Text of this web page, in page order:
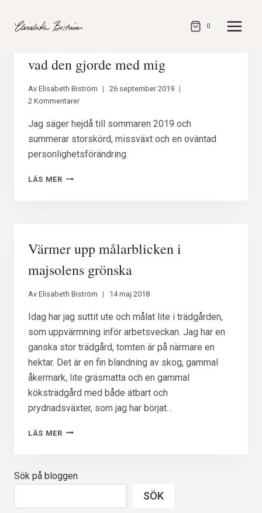
direkt
0
vad den gjorde med mig
Av Elisabeth Biström
26 september 2019
2 Kommentarer
Jag säger hejdå till sommaren 2019 och
summerar storskörd, missväxt och en oväntad
personlighetsförändring.
LÄS MERTRÄDGÅRDSSOMMAREN
GJORDE
MIG
Värmer upp målarblicken i
majsolens grönska
Av Elisabeth Biström 14 maj 2018
Idag har jag suttit ute och målat lite i trädgården,
som uppvärmning inför arbetsveckan. Jag har en
ganska stor trädgård, tomten är på närmare en
hektar. Det är en fin blandning av skog, gammal
åkermark, lite gräsmatta och en gammal
köksträdgård med både ätbart och
prydnadsväxter, som jag har börjat…
LÄS MERVÄRMER
MAJSOLENS
Sök på bloggen
SÖK